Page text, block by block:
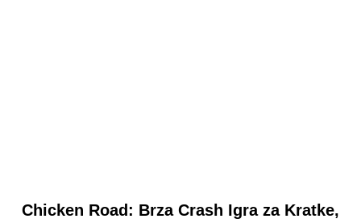
Chicken Road: Brza Crash Igra za Kratke,